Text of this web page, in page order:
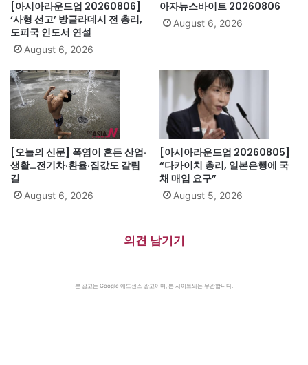
[아시아라운드업 20260806]
‘사형 선고’ 방글라데시 전 총리,
도피국 인도서 연설
August 6, 2026
아자뉴스바이트 20260806
August 6, 2026
[오늘의 신문] 폭염이 흔든 산업·
생활…전기차·환율·집값도 갈림
길
August 6, 2026
[아시아라운드업 20260805]
“다카이치 총리, 일본은행에 국
채 매입 요구”
August 5, 2026
의견 남기기
본 광고는 Google 애드센스 광고이며, 본 사이트와는 무관합니다.